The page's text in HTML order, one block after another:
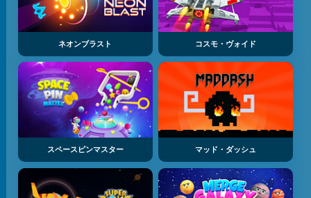
ネオンブラスト コスモ・ヴォイド
スペースピンマスター マッド・ダッシュ